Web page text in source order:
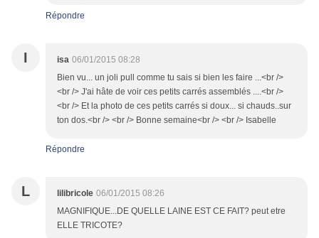
Répondre
I isa 06/01/2015 08:28
Bien vu... un joli pull comme tu sais si bien les faire ...<br />
<br /> J'ai hâte de voir ces petits carrés assemblés ....<br />
<br /> Et la photo de ces petits carrés si doux... si chauds..sur
ton dos.<br /> <br /> Bonne semaine<br /> <br /> Isabelle
Répondre
L lilibricole 06/01/2015 08:26
MAGNIFIQUE...DE QUELLE LAINE EST CE FAIT? peut etre
ELLE TRICOTE?